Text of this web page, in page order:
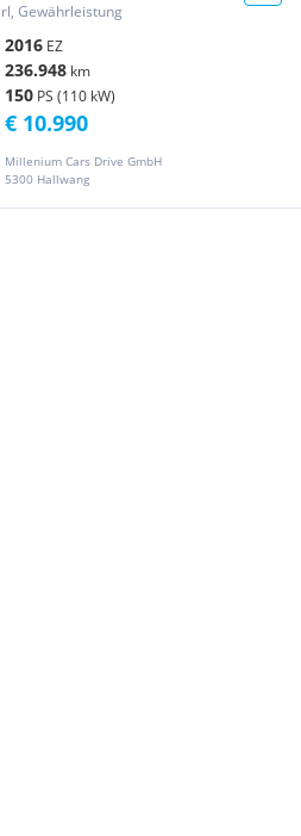
Gewährleistung
2016 EZ
236.948 km
150 PS (110 kW)
Millenium Cars Drive GmbH
5300 Hallwang
€ 10.990